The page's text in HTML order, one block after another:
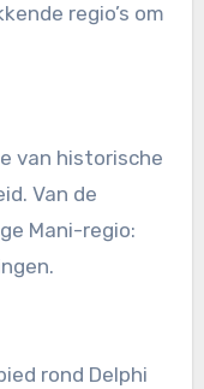
regio’s om
van historische
Van de
Mani-regio:
rond Delphi